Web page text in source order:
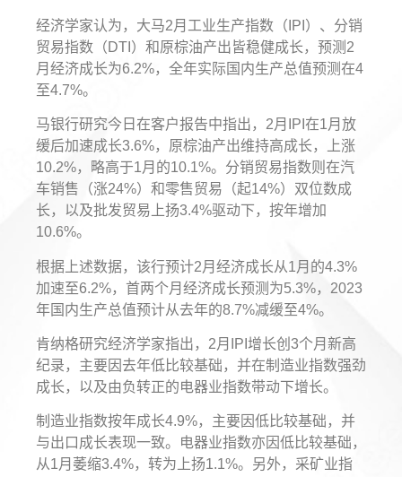
经济学家认为，大马2月工业生产指数（IPI）、分销
贸易指数（DTI）和原棕油产出皆稳健成长，预测2
月经济成长为6.2%，全年实际国内生产总值预测在4
至4.7%。
马银行研究今日在客户报告中指出，2月IPI在1月放
缓后加速成长3.6%，原棕油产出维持高成长，上涨
10.2%，略高于1月的10.1%。分销贸易指数则在汽
车销售（涨24%）和零售贸易（起14%）双位数成
长，以及批发贸易上扬3.4%驱动下，按年增加
10.6%。
根据上述数据，该行预计2月经济成长从1月的4.3%
加速至6.2%，首两个月经济成长预测为5.3%，2023
年国内生产总值预计从去年的8.7%减缓至4%。
肯纳格研究经济学家指出，2月IPI增长创3个月新高
纪录，主要因去年低比较基础，并在制造业指数强劲
成长，以及由负转正的电器业指数带动下增长。
制造业指数按年成长4.9%，主要因低比较基础，并
与出口成长表现一致。电器业指数亦因低比较基础，
从1月萎缩3.4%，转为上扬1.1%。另外，采矿业指